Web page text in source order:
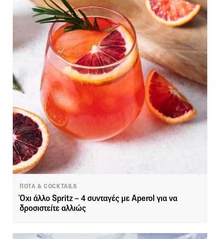
ΠΟΤΑ & COCKTAILS
Όχι άλλο Spritz – 4 συνταγές με Aperol για να
δροσιστείτε αλλιώς